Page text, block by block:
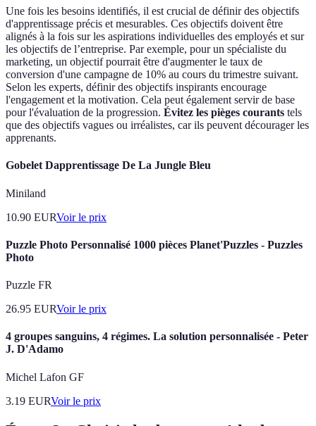
Une fois les besoins identifiés, il est crucial de définir des objectifs
d'apprentissage précis et mesurables. Ces objectifs doivent être
alignés à la fois sur les aspirations individuelles des employés et sur
les objectifs de l’entreprise. Par exemple, pour un spécialiste du
marketing, un objectif pourrait être d'augmenter le taux de
conversion d'une campagne de 10% au cours du trimestre suivant.
Selon les experts, définir des objectifs inspirants encourage
l'engagement et la motivation. Cela peut également servir de base
pour l'évaluation de la progression. Évitez les pièges courants tels
que des objectifs vagues ou irréalistes, car ils peuvent décourager les
apprenants.
Gobelet Dapprentissage De La Jungle Bleu
Miniland
10.90 EURVoir le prix
Puzzle Photo Personnalisé 1000 pièces Planet'Puzzles - Puzzles
Photo
Puzzle FR
26.95 EURVoir le prix
4 groupes sanguins, 4 régimes. La solution personnalisée - Peter
J. D'Adamo
Michel Lafon GF
3.19 EURVoir le prix